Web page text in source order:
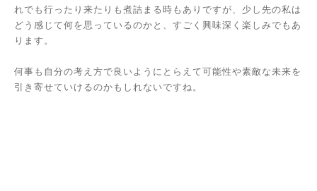
れでも行ったり来たりも煮詰まる時もありですが、少し先の私は
どう感じて何を思っているのかと、すごく興味深く楽しみでもあ
ります。
何事も自分の考え方で良いようにとらえて可能性や素敵な未来を
引き寄せていけるのかもしれないですね。